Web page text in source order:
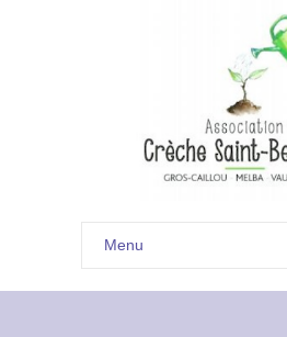
Menu
Accueil